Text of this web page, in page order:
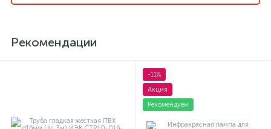
Рекомендации
-11%
Акция
Рекомендуем